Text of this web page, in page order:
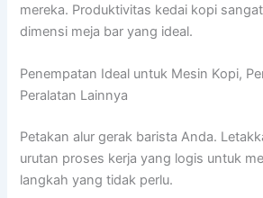
mereka. Produktivitas kedai kopi
dimensi meja bar yang ideal.
Penempatan Ideal untuk Mesin Kopi,
Peralatan Lainnya
Petakan alur gerak barista Anda.
urutan proses kerja yang logis untuk
langkah yang tidak perlu.